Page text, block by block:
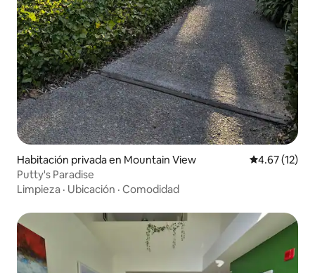
Habitación privada en Mountain View Calificación
4.67 (12)
Putty's Paradise
Limpieza · Ubicación · Comodidad